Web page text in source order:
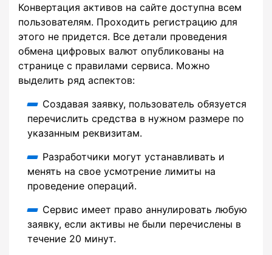
Конвертация активов на сайте доступна всем
пользователям. Проходить регистрацию для
этого не придется. Все детали проведения
обмена цифровых валют опубликованы на
странице с правилами сервиса. Можно
выделить ряд аспектов:
Создавая заявку, пользователь обязуется
перечислить средства в нужном размере по
указанным реквизитам.
Разработчики могут устанавливать и
менять на свое усмотрение лимиты на
проведение операций.
Сервис имеет право аннулировать любую
заявку, если активы не были перечислены в
течение 20 минут.